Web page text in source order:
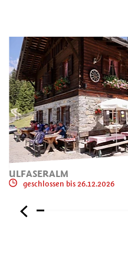
ULFASERALM
geschlossen bis 26.12.2026